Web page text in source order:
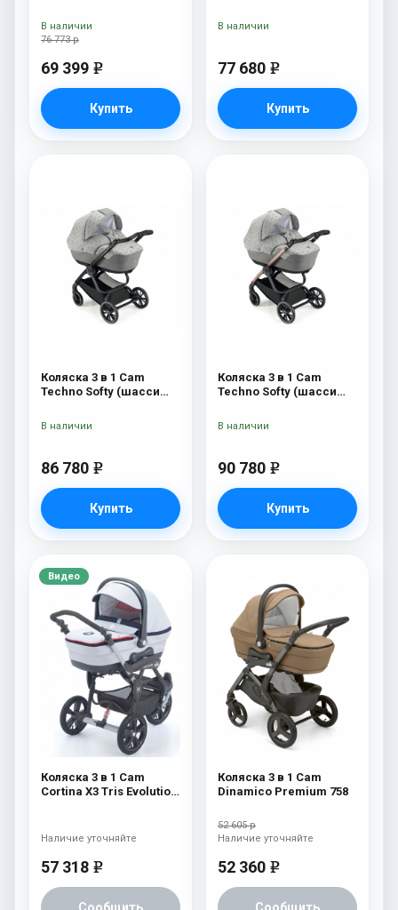
76 773 р
69 399 e
Купить
В наличии
77 680 e
Купить
В наличии
Коляска 3 в 1 Cam
Techno Softy (шасси
86 780 e
Купить
В наличии
Коляска 3 в 1 Cam
Techno Softy (шасси
90 780 e
Купить
В наличии
Видео
Коляска 3 в 1 Cam
Cortina X3 Tris Evolution
57 318 e
Наличие уточняйте
Коляска 3 в 1 Cam
Dinamico Premium 758
52 605 р
52 360 e
Наличие уточняйте